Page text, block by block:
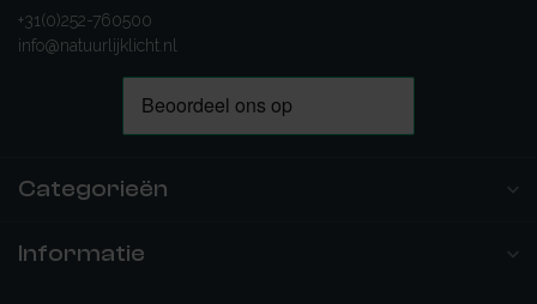
+31(0)252-760500
info@natuurlijklicht.nl
Categorieën
Informatie